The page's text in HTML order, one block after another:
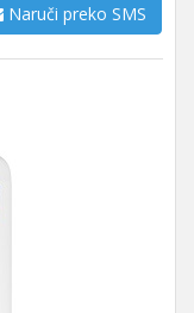
Naruči preko SMS